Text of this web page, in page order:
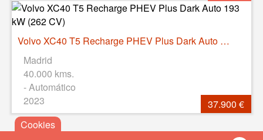
Volvo XC40 T5 Recharge PHEV Plus Dark Auto 193 kW (262 CV)
Madrid
40.000 kms.
- Automático
2023
37.900 €